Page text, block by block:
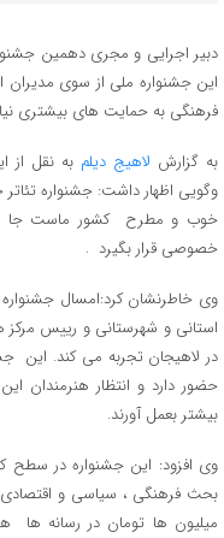
دبیر اجرایی و مجری دهمین
این جشنواره ملی از سوی مدیران
فرهنگی به حمایت های بیشتری
به گزارش لاهیج دیلم به نقل از
وگویی اظهار داشت: جشنواره تئاتر
خوب و مطرح کشور ماست جا
خصوصی قرار بگیرد .
وی خاطرنشان کرد:امسال جشنواره
استانی و شهرستانی و رییس
در لاهیجان تجربه می کند. این
حضور دارد و انتظار هنرمندان
بیشتر بعمل آورند.
وی افزود: این جشنواره در سطح
بحث فرهنگی ، سیاسی و اقتصادی
میلیون ها تومان در رسانه ها